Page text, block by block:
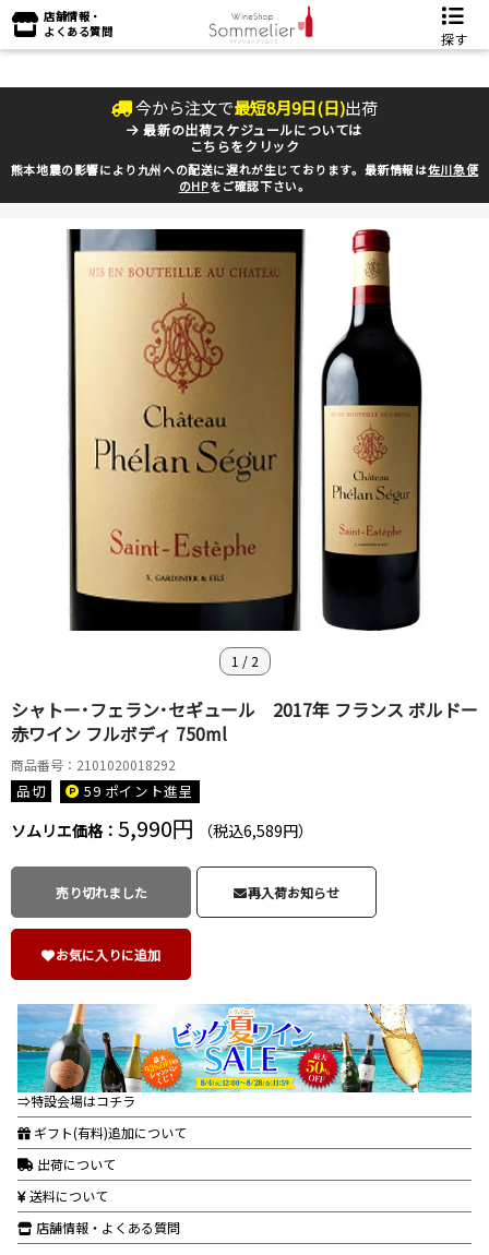
店舗情報・
よくある質問
探す
今から注文で最短8月9日(日)出荷
最新の出荷スケジュールについては
こちらをクリック
熊本地震の影響により九州への配送に遅れが生じております。最新情報は佐川急便
のHPをご確認下さい。
1 / 2
シャトー･フェラン･セギュール 2017年 フランス ボルドー
赤ワイン フルボディ 750ml
商品番号：2101020018292
品切 59 ポイント進呈
ソムリエ価格： 5,990円 （税込6,589円）
売り切れました 再入荷お知らせ
お気に入りに追加
⇒特設会場はコチラ
ギフト(有料)追加について
出荷について
送料について
店舗情報・よくある質問